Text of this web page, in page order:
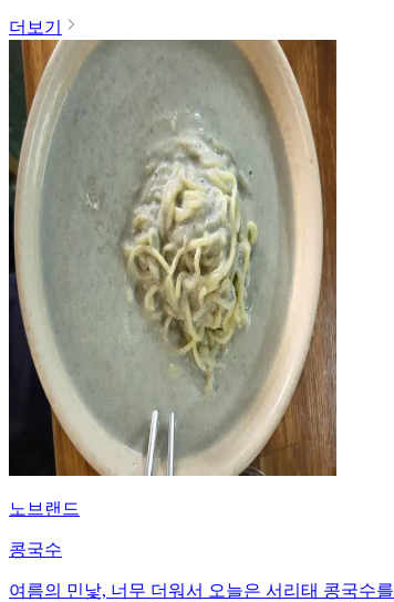
더보기
노브랜드
콩국수
여름의 민낯, 너무 더워서 오늘은 서리태 콩국수